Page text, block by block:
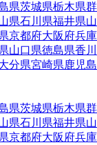
県茨城県栃木県群
県石川県福井県山
京都府大阪府兵庫
山口県徳島県香川
分県宮崎県鹿児島
県茨城県栃木県群
県石川県福井県山
京都府大阪府兵庫